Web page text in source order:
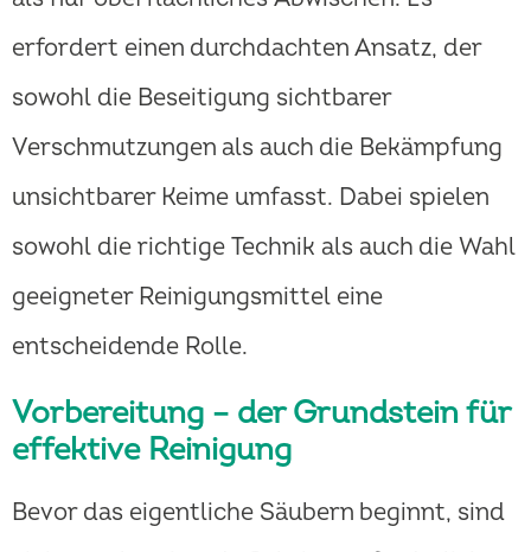
erfordert einen durchdachten Ansatz, der
sowohl die Beseitigung sichtbarer
Verschmutzungen als auch die Bekämpfung
unsichtbarer Keime umfasst. Dabei spielen
sowohl die richtige Technik als auch die Wahl
geeigneter Reinigungsmittel eine
entscheidende Rolle.
Vorbereitung – der Grundstein für
effektive Reinigung
Bevor das eigentliche Säubern beginnt, sind